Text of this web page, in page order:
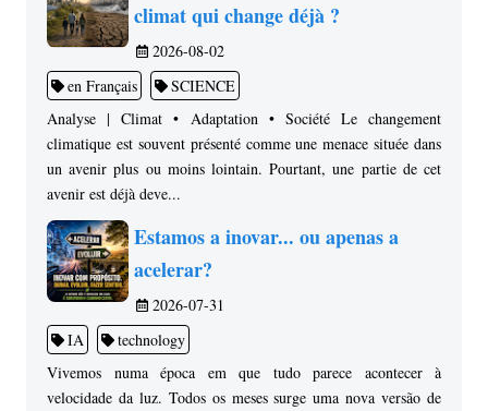
climat qui change déjà ?
2026-08-02
en Français
SCIENCE
Analyse | Climat • Adaptation • Société Le changement
climatique est souvent présenté comme une menace située dans
un avenir plus ou moins lointain. Pourtant, une partie de cet
avenir est déjà deve...
Estamos a inovar... ou apenas a
acelerar?
2026-07-31
IA
technology
Vivemos numa época em que tudo parece acontecer à
velocidade da luz. Todos os meses surge uma nova versão de